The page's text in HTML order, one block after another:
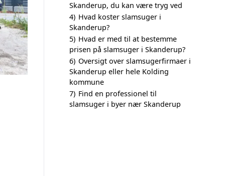
Skanderup, du kan være tryg ved
4) Hvad koster slamsuger i
Skanderup?
5) Hvad er med til at bestemme
prisen på slamsuger i Skanderup?
6) Oversigt over slamsugerfirmaer i
Skanderup eller hele Kolding
kommune
7) Find en professionel til
slamsuger i byer nær Skanderup